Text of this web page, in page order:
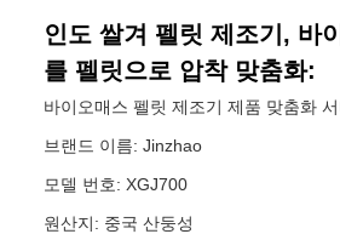
인도 쌀겨 펠릿 제조기, 바
를 펠릿으로 압착 맞춤화:
바이오매스 펠릿 제조기 제품 맞춤화
브랜드 이름: Jinzhao
모델 번호: XGJ700
원산지: 중국 산둥성